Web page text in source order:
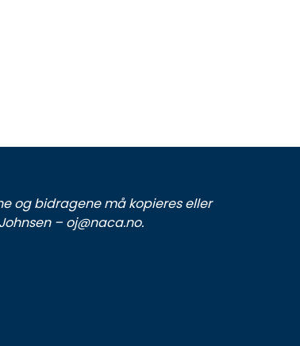
og bidragene må kopieres eller
– oj@naca.no.